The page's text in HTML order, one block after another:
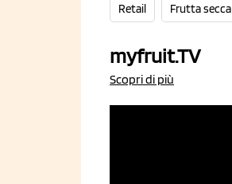
Retail Frutta secca
myfruit.TV
Scopri di più